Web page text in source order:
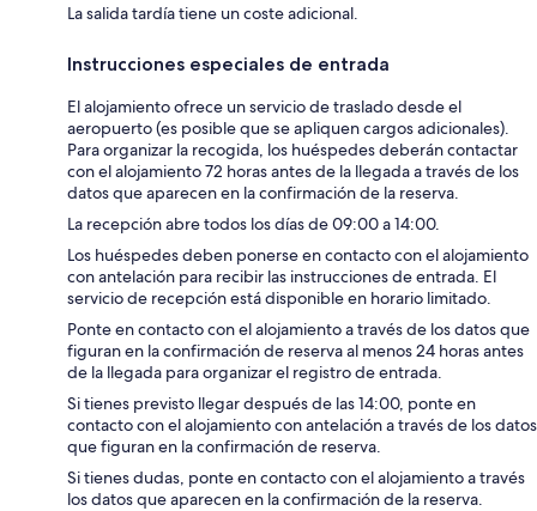
La salida tardía tiene un coste adicional.
Instrucciones especiales de entrada
El alojamiento ofrece un servicio de traslado desde el
aeropuerto (es posible que se apliquen cargos adicionales).
Para organizar la recogida, los huéspedes deberán contactar
con el alojamiento 72 horas antes de la llegada a través de los
datos que aparecen en la confirmación de la reserva.
La recepción abre todos los días de 09:00 a 14:00.
Los huéspedes deben ponerse en contacto con el alojamiento
con antelación para recibir las instrucciones de entrada. El
servicio de recepción está disponible en horario limitado.
Ponte en contacto con el alojamiento a través de los datos que
figuran en la confirmación de reserva al menos 24 horas antes
de la llegada para organizar el registro de entrada.
Si tienes previsto llegar después de las 14:00, ponte en
contacto con el alojamiento con antelación a través de los datos
que figuran en la confirmación de reserva.
Si tienes dudas, ponte en contacto con el alojamiento a través
los datos que aparecen en la confirmación de la reserva.